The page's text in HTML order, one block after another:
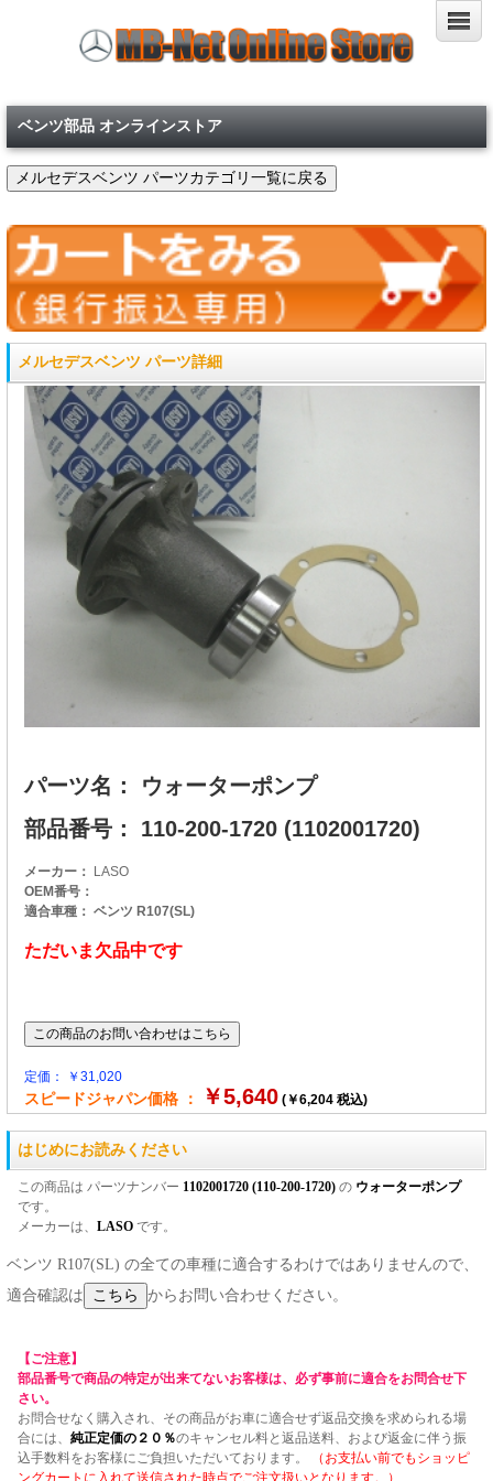
ベンツ部品 オンラインストア
メルセデスベンツ パーツ詳細
パーツ名： ウォーターポンプ
部品番号： 110-200-1720 (1102001720)
メーカー：
LASO
OEM番号：
適合車種： ベンツ R107(SL)
ただいま欠品中です
定価： ￥31,020
スピードジャパン価格 ： ￥5,640 (￥6,204 税込)
はじめにお読みください
この商品は パーツナンバー 1102001720 (110-200-1720) の ウォーターポンプ
です。
メーカーは、 LASO です。
ベンツ R107(SL) の全ての車種に適合するわけではありませんので、
適合確認は
からお問い合わせください。
【ご注意】
部品番号で商品の特定が出来てないお客様は、必ず事前に適合をお問合せ下
さい。
お問合せなく購入され、その商品がお車に適合せず返品交換を求められる場
合には、 純正定価の２０％のキャンセル料と返品送料、および返金に伴う振
込手数料をお客様にご負担いただいております。
（お支払い前でもショッピ
ングカートに入れて送信された時点でご注文扱いとなります。）